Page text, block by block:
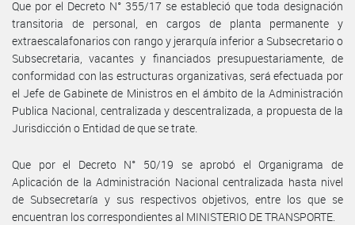
Que por el Decreto N° 355/17 se estableció que toda designación
transitoria de personal, en cargos de planta permanente y
extraescalafonarios con rango y jerarquía inferior a Subsecretario o
Subsecretaria, vacantes y financiados presupuestariamente, de
conformidad con las estructuras organizativas, será efectuada por
el Jefe de Gabinete de Ministros en el ámbito de la Administración
Publica Nacional, centralizada y descentralizada, a propuesta de la
Jurisdicción o Entidad de que se trate.
Que por el Decreto N° 50/19 se aprobó el Organigrama de
Aplicación de la Administración Nacional centralizada hasta nivel
de Subsecretaría y sus respectivos objetivos, entre los que se
encuentran los correspondientes al MINISTERIO DE TRANSPORTE.